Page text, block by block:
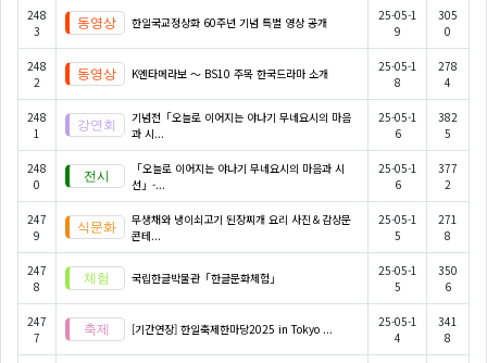
248
3
한일국교정상화 60주년 기념 특별 영상 공개
25-05-1
9
305
0
248
2
K엔타메라보 ～ BS10 주목 한국드라마 소개
25-05-1
8
278
4
248
1
기념전「오늘로 이어지는 야나기 무네요시의 마음
과 시...
25-05-1
6
382
5
248
0
「오늘로 이어지는 야나기 무네요시의 마음과 시
선」-...
25-05-1
6
377
2
247
9
무생채와 냉이쇠고기 된장찌개 요리 사진＆감상문
콘테...
25-05-1
5
271
8
247
8
국립한글박물관「한글문화체험」
25-05-1
5
350
6
247
7
[기간연장] 한일축제한마당2025 in Tokyo ...
25-05-1
4
341
8